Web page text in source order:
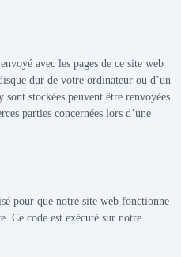
avec les pages de ce site web
dur de votre ordinateur ou d’un
stockées peuvent être renvoyées
parties concernées lors d’une
pour que notre site web fonctionne
Ce code est exécuté sur notre